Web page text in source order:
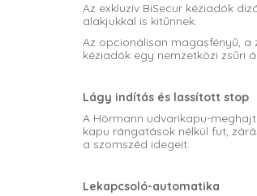
Az exkluzív BiSecur kéziadók
alakjukkal is kitűnnek.
Az opcionálisan magasfényű, a
kéziadók egy nemzetközi zsűri
Lágy indítás és lassított stop
A Hörmann udvarikapu-
kapu rángatások nélkül fut,
a szomszéd idegeit.
Lekapcsoló-automatika